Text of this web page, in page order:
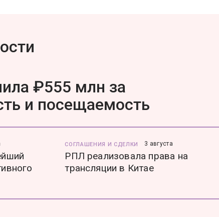
₽555 млн за
и посещаемость
СОГЛАШЕНИЯ И СДЕЛКИ 3 августа
РПЛ реализовала права на
трансляции в Китае